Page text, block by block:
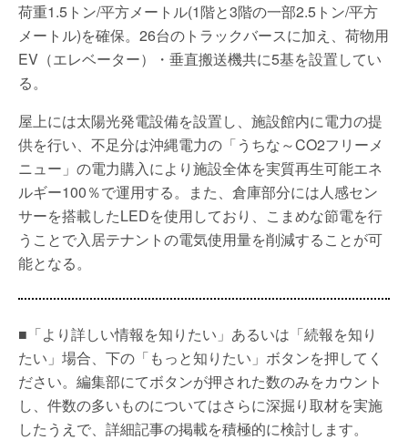
荷重1.5トン/平方メートル(1階と3階の一部2.5トン/平方
メートル)を確保。26台のトラックバースに加え、荷物用
EV（エレベーター）・垂直搬送機共に5基を設置してい
る。
屋上には太陽光発電設備を設置し、施設館内に電力の提
供を行い、不足分は沖縄電力の「うちな～CO2フリーメ
ニュー」の電力購入により施設全体を実質再生可能エネ
ルギー100％で運用する。また、倉庫部分には人感セン
サーを搭載したLEDを使用しており、こまめな節電を行
うことで入居テナントの電気使用量を削減することが可
能となる。
■「より詳しい情報を知りたい」あるいは「続報を知り
たい」場合、下の「もっと知りたい」ボタンを押してく
ださい。編集部にてボタンが押された数のみをカウント
し、件数の多いものについてはさらに深掘り取材を実施
したうえで、詳細記事の掲載を積極的に検討します。